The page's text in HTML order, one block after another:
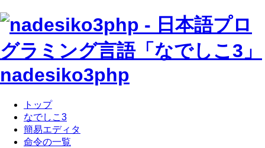
nadesiko3php
トップ
なでしこ3
簡易エディタ
命令の一覧